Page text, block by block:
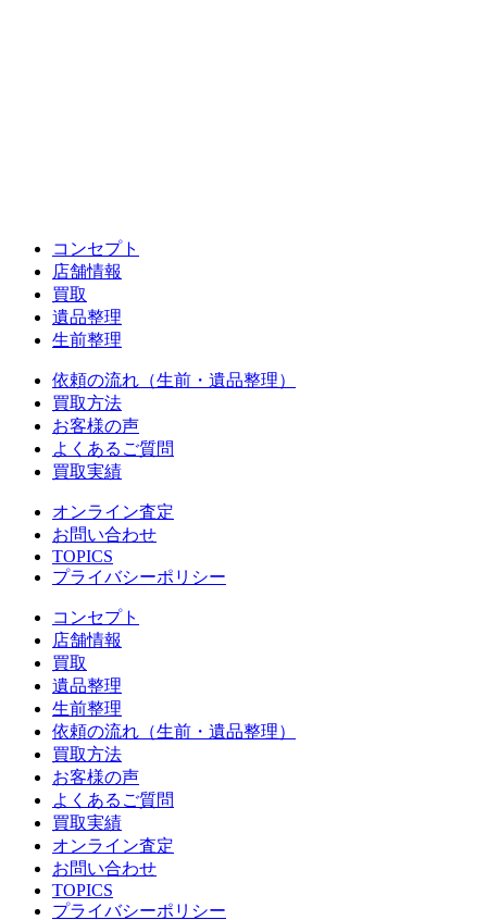
コンセプト
店舗情報
買取
遺品整理
生前整理
依頼の流れ（生前・遺品整理）
買取方法
お客様の声
よくあるご質問
買取実績
オンライン査定
お問い合わせ
TOPICS
プライバシーポリシー
コンセプト
店舗情報
買取
遺品整理
生前整理
依頼の流れ（生前・遺品整理）
買取方法
お客様の声
よくあるご質問
買取実績
オンライン査定
お問い合わせ
TOPICS
プライバシーポリシー